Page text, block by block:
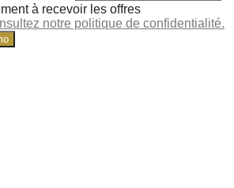
à recevoir les offres
notre politique de confidentialité.